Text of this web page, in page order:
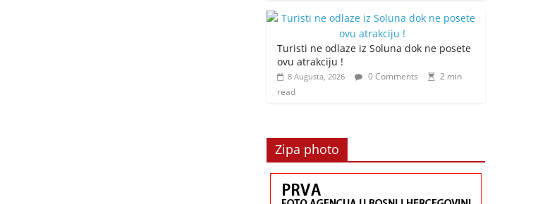
Turisti ne odlaze iz Soluna dok ne posete
ovu atrakciju !
8 Augusta, 2026 0 Comments
2 min
read
Zipa photo